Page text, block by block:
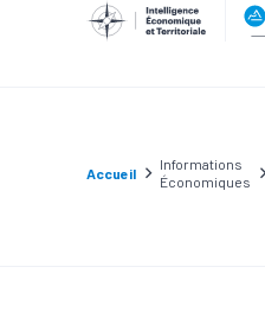
Accueil
Informations
Économiques